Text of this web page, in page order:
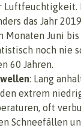
Luftfeuchtigkeit.
das Jahr
Monaten Juni
noch nie
60 Jahren.
: Lang
extrem
oft
Schneefällen